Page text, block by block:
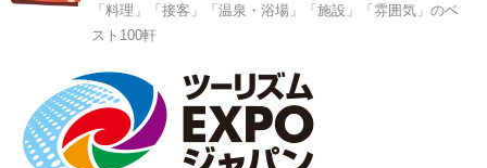
「料理」「接客」「温泉・浴場」「施設」「雰囲気」のベ
スト100軒